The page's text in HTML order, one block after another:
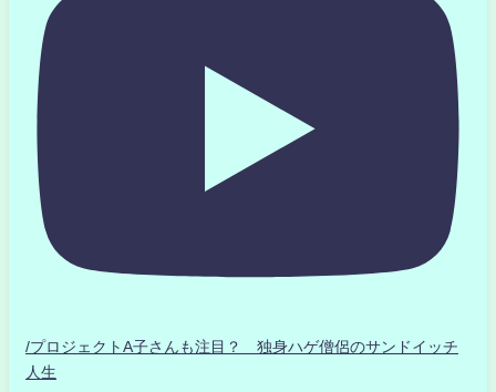
/プロジェクトA子さんも注目？ 独身ハゲ僧侶のサンドイッチ
人生